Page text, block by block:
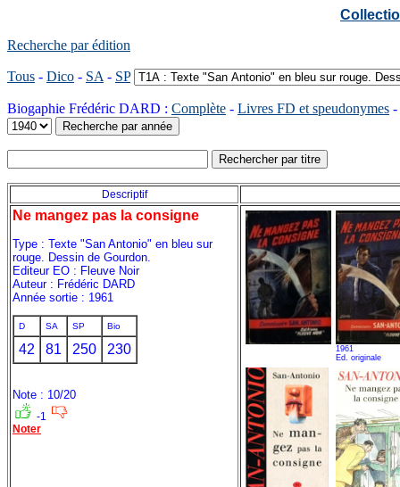
Recherche par édition
Tous - Dico - SA - SP
Biogaphie Frédéric DARD : Complète - Livres FD et speudonymes -
Descriptif
Ne mangez pas la consigne
Type : Texte "San Antonio" en bleu sur
rouge. Dessin de Gourdon.
Editeur EO : Fleuve Noir
Auteur : Frédéric DARD
Année sortie : 1961
D SA SP Bio
42 81 250 230
Note : 10/20
-1
Noter
1961
Ed. originale